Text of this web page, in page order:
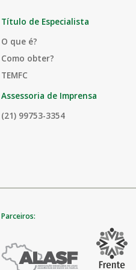
Título de Especialista
O que é?
Como obter?
TEMFC
Assessoria de Imprensa
(21) 99753-3354
Parceiros: